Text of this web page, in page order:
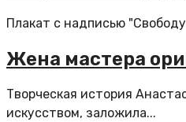
Плакат с надписью
Жена мастера
Творческая история
искусством, заложила...